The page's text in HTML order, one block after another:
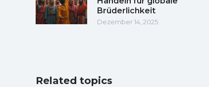
Brüderlichkeit
Dezember 14, 2025
Related topics